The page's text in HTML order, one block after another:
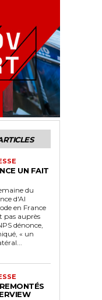
UN FAIT
du
d'AI
en France
pas auprès
dénonce,
« un